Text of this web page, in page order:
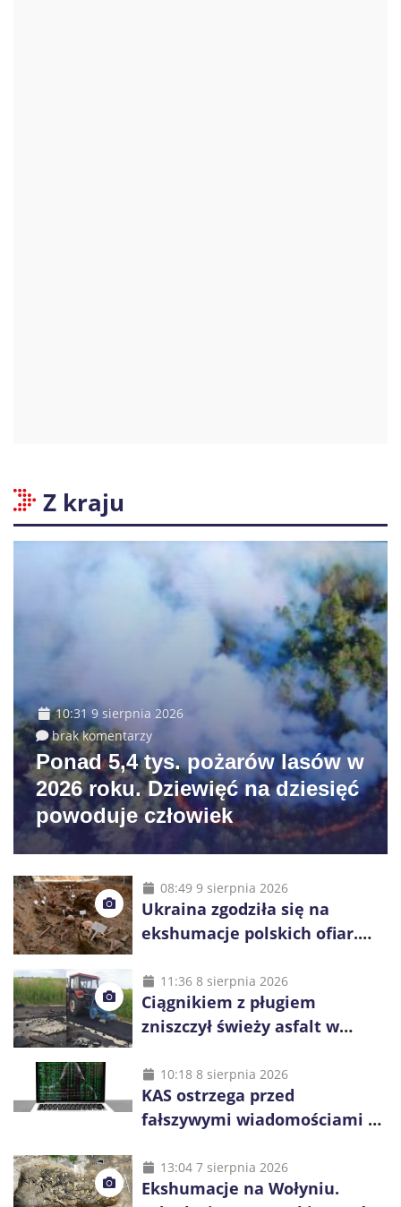
Z kraju
10:31 9 sierpnia 2026
brak komentarzy
Ponad 5,4 tys. pożarów lasów w
2026 roku. Dziewięć na dziesięć
powoduje człowiek
08:49 9 sierpnia 2026
Ukraina zgodziła się na
ekshumacje polskich ofiar.
i Ugły
11:36 8 sierpnia 2026
Ciągnikiem z pługiem
zniszczył świeży asfalt w
60-latka
10:18 8 sierpnia 2026
KAS ostrzega przed
fałszywymi wiadomościami o
48 godzin
13:04 7 sierpnia 2026
Ekshumacje na Wołyniu.